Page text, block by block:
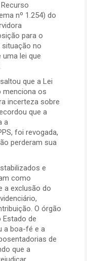
nº 1.254) do
para o
situação no
lei que
que a Lei
menciona os
incerteza sobre
que a
a
foi revogada,
perderam sua
e
como
a exclusão do
O órgão
Estado de
a boa-fé e a
de
que a